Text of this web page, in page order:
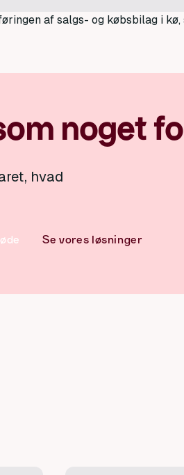
af salgs- og købsbilag i kø,
noget
hvad
Se vores løsninger